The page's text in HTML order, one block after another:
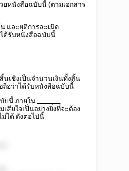
ยหนังสือฉบับนี้ (ตามเอกสาร
และยุติการละเมิด
ด้รับหนังสือฉบับนี้
นเชิงเป็นจำนวนเงินทั้งสิ้น
อว่าได้รับหนังสือฉบับนี้
บนี้ ภายใน
สียใจเป็นอย่างยิ่งที่จะต้อง
ม่ได้ ดังต่อไปนี้